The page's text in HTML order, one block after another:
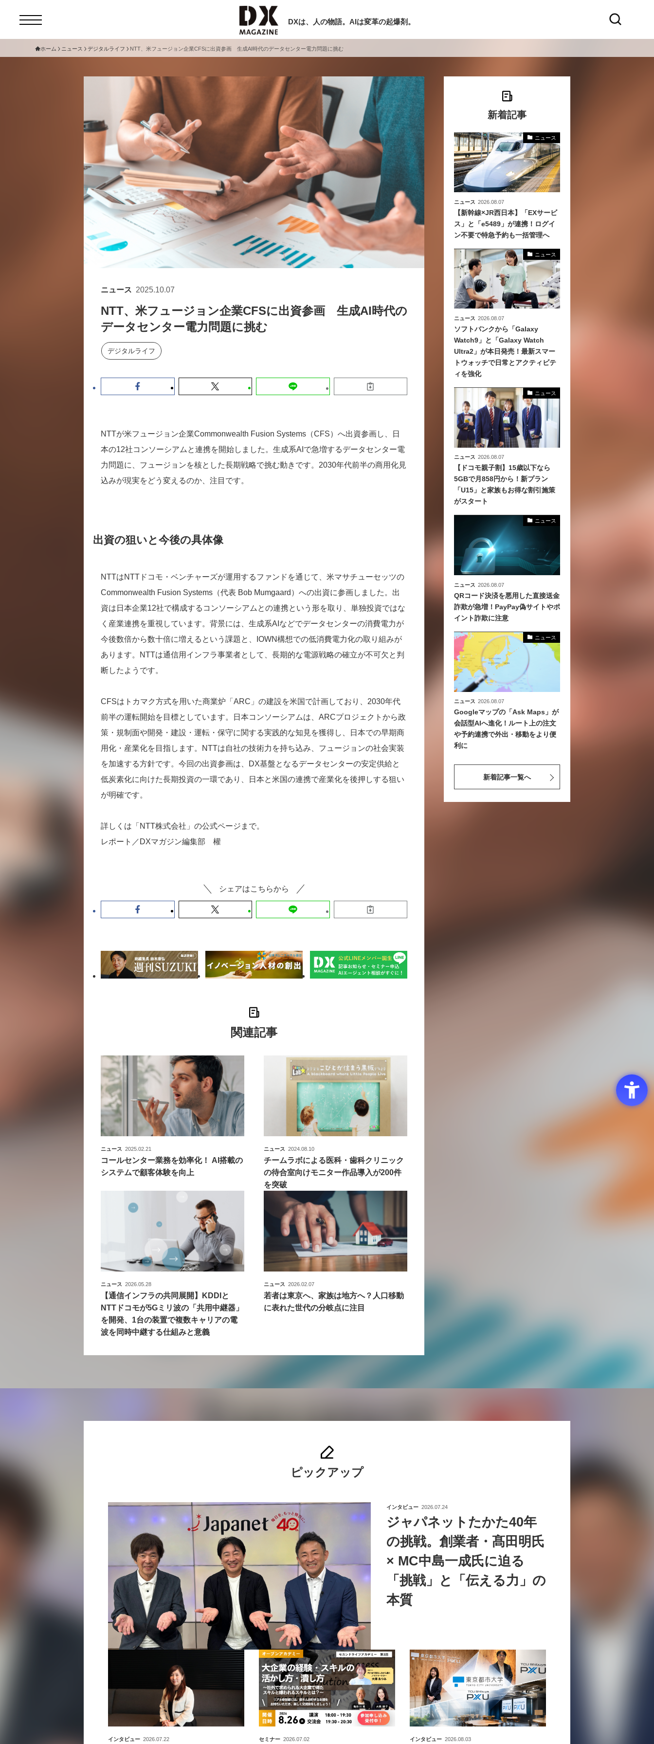
DXは、人の物語。AIは変革の起爆剤。
ニュース
サービスメニュー 日本オムニチャネル協会
トップページ
特集
動画
サイトマップ
お問い合わせ
個人情報保護法について
運営会社
採用情報
現在開催予定のセミナー
非公開: 【8/6開催】AIエージェント時
代、日本企業は何から始めるべきか。〜
シリコンバレーAX最新潮流から学ぶ〜
2026-08-03
【8/12開催】「イノベーションを数値化
する」～投資される事業の基準と、終活
DX「SouSou」に学ぶ資金調達・巻き込
ホーム ニュース デジタルライフ NTT、米フュージョン企業CFSに出資参画 生成AI時代のデータセンター電力問題に挑む
ニュース 2025.10.07
NTT、米フュージョン企業CFSに出資参画 生成AI時代の
データセンター電力問題に挑む
デジタルライフ
NTTが米フュージョン企業Commonwealth Fusion Systems（CFS）へ出資参画し、日
本の12社コンソーシアムと連携を開始しました。生成系AIで急増するデータセンター電
力問題に、フュージョンを核とした長期戦略で挑む動きです。2030年代前半の商用化見
込みが現実をどう変えるのか、注目です。
出資の狙いと今後の具体像
NTTはNTTドコモ・ベンチャーズが運用するファンドを通じて、米マサチューセッツの
Commonwealth Fusion Systems（代表 Bob Mumgaard）への出資に参画しました。出
資は日本企業12社で構成するコンソーシアムとの連携という形を取り、単独投資ではな
く産業連携を重視しています。背景には、生成系AIなどでデータセンターの消費電力が
今後数倍から数十倍に増えるという課題と、IOWN構想での低消費電力化の取り組みが
あります。NTTは通信用インフラ事業者として、長期的な電源戦略の確立が不可欠と判
断したようです。
CFSはトカマク方式を用いた商業炉「ARC」の建設を米国で計画しており、2030年代
前半の運転開始を目標としています。日本コンソーシアムは、ARCプロジェクトから政
策・規制面や開発・建設・運転・保守に関する実践的な知見を獲得し、日本での早期商
用化・産業化を目指します。NTTは自社の技術力を持ち込み、フュージョンの社会実装
を加速する方針です。今回の出資参画は、DX基盤となるデータセンターの安定供給と
低炭素化に向けた長期投資の一環であり、日本と米国の連携で産業化を後押しする狙い
が明確です。
詳しくは「NTT株式会社」の公式ページまで。
レポート／DXマガジン編集部 權
シェアはこちらから
関連記事
ニュース 2025.02.21
コールセンター業務を効率化！ AI搭載の
システムで顧客体験を向上
ニュース 2024.08.10
チームラボによる医科・歯科クリニック
の待合室向けモニター作品導入が200件
を突破
ニュース 2026.05.28
【通信インフラの共同展開】KDDIと
NTTドコモが5Gミリ波の「共用中継器」
を開発、1台の装置で複数キャリアの電
波を同時中継する仕組みと意義
ニュース 2026.02.07
若者は東京へ、家族は地方へ？人口移動
に表れた世代の分岐点に注目
新着記事
ニュース
ニュース 2026.08.07
【新幹線×JR西日本】「EXサービ
ス」と「e5489」が連携！ログイ
ン不要で特急予約も一括管理へ
ニュース
ニュース 2026.08.07
ソフトバンクから「Galaxy
Watch9」と「Galaxy Watch
Ultra2」が本日発売！最新スマー
トウォッチで日常とアクティビテ
ィを強化
ニュース
ニュース 2026.08.07
【ドコモ親子割】15歳以下なら
5GBで月858円から！新プラン
「U15」と家族もお得な割引施策
がスタート
ニュース
ニュース 2026.08.07
QRコード決済を悪用した直接送金
詐欺が急増！PayPay偽サイトやポ
イント詐欺に注意
ニュース
ニュース 2026.08.07
Googleマップの「Ask Maps」が
会話型AIへ進化！ルート上の注文
や予約連携で外出・移動をより便
利に
新着記事一覧へ
ピックアップ
インタビュー 2026.07.24
ジャパネットたかた40年
の挑戦。創業者・髙田明氏
× MC中島一成氏に迫る
「挑戦」と「伝える力」の
本質
インタビュー 2026.07.22 セミナー 2026.07.02 インタビュー 2026.08.03